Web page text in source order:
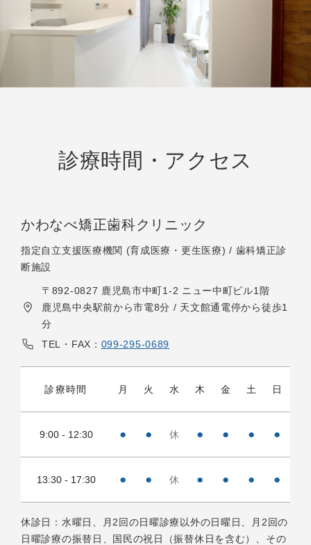
診療時間・アクセス
かわなべ矯正歯科クリニック
指定自立支援医療機関 (育成医療・更生医療) / 歯科矯正診
断施設
〒892-0827 鹿児島市中町1-2 ニュー中町ビル1階
鹿児島中央駅前から市電8分 / 天文館通電停から徒歩1
分
TEL・FAX： 099-295-0689
診療時間 月 火 水 木 金 土 日
9:00 - 12:30 ● ● 休 ● ● ● ●
13:30 - 17:30 ● ● 休 ● ● ● ●
休診日：水曜日、月2回の日曜診療以外の日曜日、月2回の
日曜診療の振替日、国民の祝日（振替休日を含む）、その